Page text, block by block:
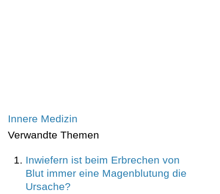
Innere Medizin
Verwandte Themen
Inwiefern ist beim Erbrechen von
Blut immer eine Magenblutung die
Ursache?